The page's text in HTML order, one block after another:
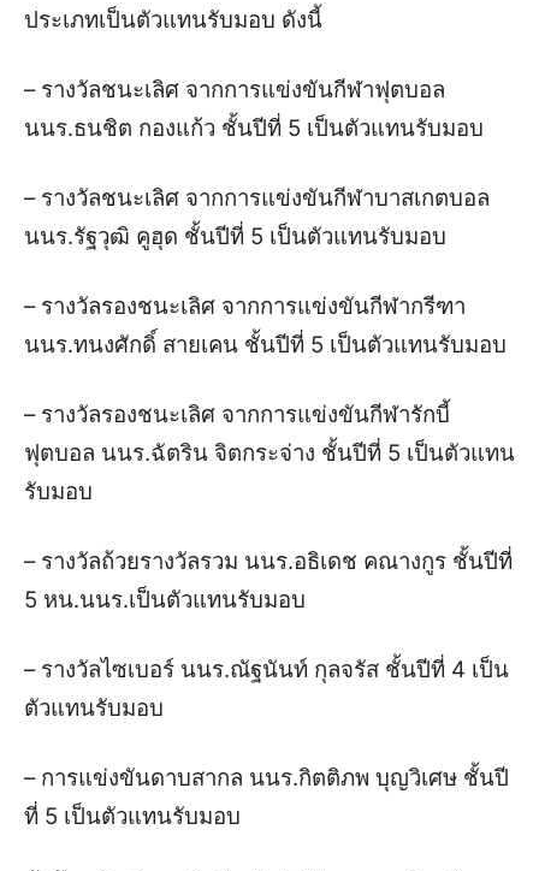
ประเภทเป็นตัวแทนรับมอบ ดังนี้
– รางวัลชนะเลิศ​ จากการแข่งขันกีฬาฟุตบอล
นนร.ธนชิต​ กองแก้ว​ ชั้นปี​ที่​ 5 เป็นตัวแทน​รับมอบ
– รางวัลชนะเลิศ​ จากการแข่งขันกีฬาบาสเกตบอล
นนร.รัฐ​วุฒิ​ คูฮุด​ ชั้นปี​ที่​ 5​ เป็นตัวแทนรับมอบ
– รางวัลรองชนะเลิศ จากการแข่งขันกีฬากรีฑา
นนร.ทนง​ศักดิ์​ ส​า​ยเคน​ ชั้นปี​ที่​ 5​ เป็นตัวแทนรับมอบ
– รางวัลรองชนะเลิศ จากการแข่งขันกีฬารักบี้
ฟุตบอล นนร.ฉัตริน จิตกระจ่าง​ ชั้นปี​ที่​ 5 เป็นตัวแทน
รับมอบ
– รางวัลถ้วยรางวัล​รวม นนร.อธิเดช​ คณางกูร​ ชั้นปี​ที่​
5​ หน.นนร.เป็นตัวแทนรับมอบ
– รางวัลไซเบอร์ นนร.ณัฐ​นันท์​ กุลจรัส​ ชั้นปี​ที่​ 4 เป็น
ตัวแทนรับมอบ
– การแข่งขัน​ดาบสากล นนร.กิตติ​ภพ​ บุญ​วิเศษ​ ชั้นปี​
ที่​ 5​ เป็นตัวแทนรับมอบ